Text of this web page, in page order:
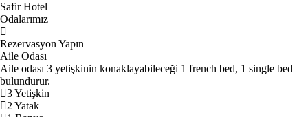
Safir Hotel
Odalarımız
Rezervasyon Yapın
Aile Odası
Aile odası 3 yetişkinin konaklayabileceği 1 french bed, 1 single bed
bulundurur.
3 Yetişkin
2 Yatak